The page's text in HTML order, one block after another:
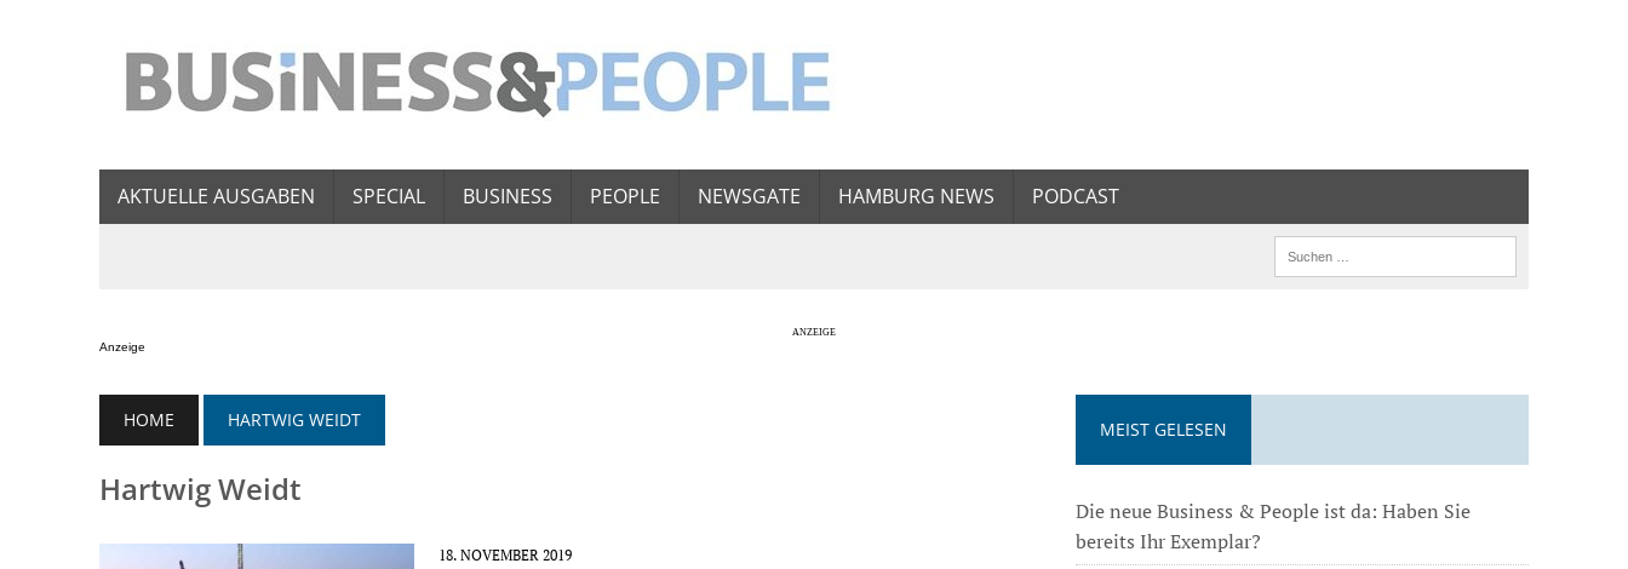
AKTUELLE AUSGABEN SPECIAL BUSINESS PEOPLE NEWSGATE HAMBURG NEWS PODCAST
Anzeige
HOME HARTWIG WEIDT
Hartwig Weidt
18. NOVEMBER 2019
MEIST GELESEN
Die neue Business & People ist da: Haben Sie
bereits Ihr Exemplar?